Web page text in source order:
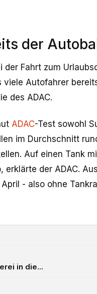
der
der Fahrt zum
viele Autofahrer
des ADAC.
ADAC-Test sowohl
im Durchschnitt
Auf einen Tank
erklärte der ADAC.
- also ohne
in die...